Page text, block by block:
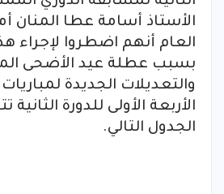
الأستاذ أسامة عطا المنان
العام أنهم اضطروا لإجراء
بسبب عطلة عيد الأضحى
والتعديلات الجديدة
الأربعة الأولى للدورة الثانية
الجدول التالي.